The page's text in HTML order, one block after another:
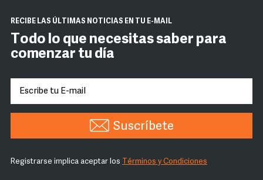
RECIBE LAS ÚLTIMAS NOTICIAS EN TU E-MAIL
Todo lo que necesitas saber para
comenzar tu día
Suscríbete
Registrarse implica aceptar los Términos y Condiciones